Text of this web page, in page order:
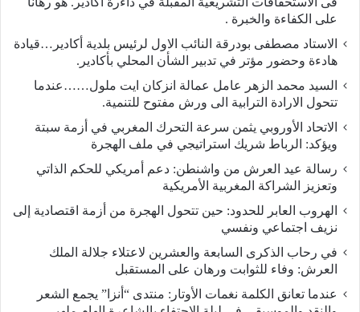
على الكفاءة والخبرة .
الاستاد مصطفى بودرقة النائب الاول لرئيس بلدية أكادير…قيادة
هادءة وحضور مؤتر في تدبير الشأن المحلي بأكادير.
السيد محمد الزهر عامل عمالة انزكان ايت ملول……عندما
تتحول الارادة الترابية الى ورش مفتوح للتنمية.
الاتحاد الأوروبي يثمن سرعة التحرك المغربي في أزمة سبتة
ويؤكد: الرباط شريك استراتيجي في ملف الهجرة
رسالة عيد العرش من واشنطن: دعم أمريكي للحكم الذاتي
وتعزيز الشراكة المغربية الأمريكية
​الهروب العابر للحدود: حين تتحول الهجرة من أزمة اقتصادية إلى
نزيف اجتماعي ونفسي
في رحاب الذكرى السابعة والعشرين لاعتلاء جلالة الملك
العرش: وفاء للثوابت ورهان على المستقبل
​عندما تعانق الكلمة نغمات الأوتار: منتدى “أنزا” يجمع الشعر